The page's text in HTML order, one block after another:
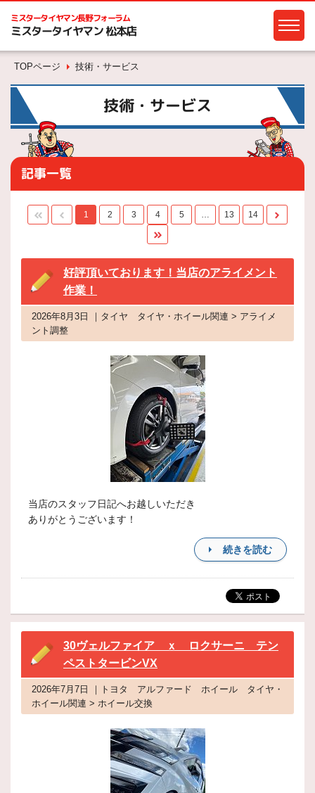
ミスタータイヤマン長野フォーラム
ミスタータイヤマン 松本店
TOPページ 技術・サービス
技術・サービス
記事一覧
1 2 3 4 5 … 13 14
好評頂いております！当店のアライメント
作業！
2026年8月3日 ｜タイヤ タイヤ・ホイール関連 > アライメ
ント調整
当店のスタッフ日記へお越しいただき
ありがとうございます！
続きを読む
30ヴェルファイア ｘ ロクサーニ テン
ペストタービンVX
2026年7月7日 ｜トヨタ アルファード ホイール タイヤ・
ホイール関連 > ホイール交換